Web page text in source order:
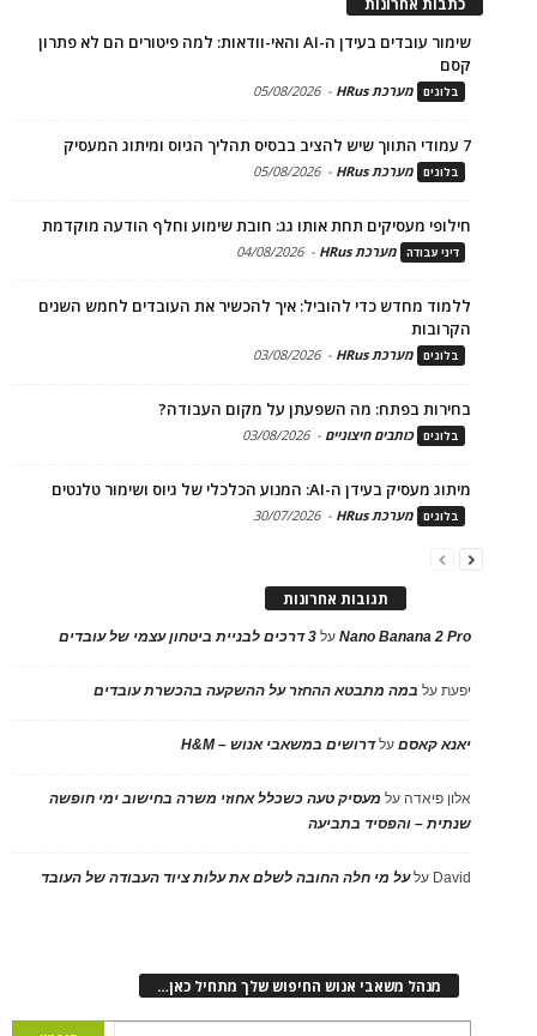
שימור עובדים בעידן ה-AI והאי-וודאות: למה פיטורים הם לא פתרון
קסם
בלוגים מערכת HRus -
05/08/2026
7 עמודי התווך שיש להציב בבסיס תהליך הגיוס ומיתוג המעסיק
בלוגים מערכת HRus -
05/08/2026
חילופי מעסיקים תחת אותו גג: חובת שימוע וחלף הודעה מוקדמת
דיני עבודה מערכת HRus -
04/08/2026
ללמוד מחדש כדי להוביל: איך להכשיר את העובדים לחמש השנים
הקרובות
בלוגים מערכת HRus -
03/08/2026
בחירות בפתח: מה השפעתן על מקום העבודה?
בלוגים כותבים חיצוניים -
03/08/2026
מיתוג מעסיק בעידן ה-AI: המנוע הכלכלי של גיוס ושימור טלנטים
בלוגים מערכת HRus -
30/07/2026
תגובות אחרונות
Nano Banana 2 Proעל 3 דרכים לבניית ביטחון עצמי של עובדים
יפעתעל במה מתבטא ההחזר על ההשקעה בהכשרת עובדים
יאנא קאסםעלדרושים במשאבי אנוש – H&M
אלון פיאדה על מעסיק טעה כשכלל אחוזי משרה בחישוב ימי חופשה
שנתית – והפסיד בתביעה
David עלעל מי חלה החובה לשלם את עלות ציוד העבודה של העובד
מנהל משאבי אנוש החיפוש שלך מתחיל כאן…